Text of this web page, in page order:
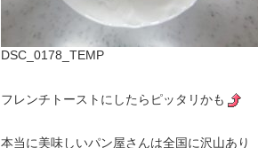
DSC_0178_TEMP
フレンチトーストにしたらピッタリかも
本当に美味しいパン屋さんは全国に沢山あり